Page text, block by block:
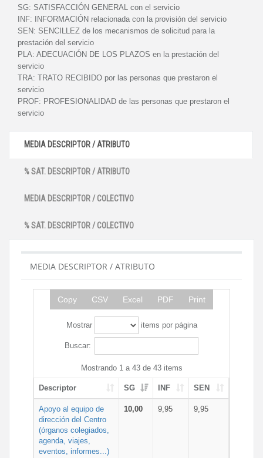
SG: SATISFACCIÓN GENERAL con el servicio
INF:
INFORMACIÓN relacionada con la provisión del servicio
SEN: SENCILLEZ de los mecanismos de solicitud para la
prestación del servicio
PLA: ADECUACIÓN DE LOS PLAZOS en la prestación del
servicio
TRA: TRATO RECIBIDO por las personas que prestaron el
servicio
PROF: PROFESIONALIDAD de las personas que prestaron el
servicio
MEDIA DESCRIPTOR / ATRIBUTO
% SAT. DESCRIPTOR / ATRIBUTO
MEDIA DESCRIPTOR / COLECTIVO
% SAT. DESCRIPTOR / COLECTIVO
MEDIA DESCRIPTOR / ATRIBUTO
Copy CSV Excel PDF Print
Mostrar items por página
Buscar:
Mostrando 1 a 43 de 43 items
Descriptor SG INF SEN
Apoyo al equipo de
dirección del Centro
(órganos colegiados,
agenda, viajes,
eventos, informes...)
10,00 9,95 9,95